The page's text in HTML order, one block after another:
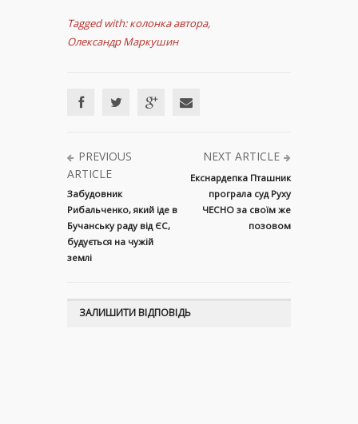
Tagged with: колонка автора,
Олександр Маркушин
PREVIOUS
ARTICLE
Забудовник
Рибальченко, який іде в
Бучанську раду від ЄС,
будується на чужій
землі
NEXT ARTICLE
Екснардепка Пташник
програла суд Руху
ЧЕСНО за своїм же
позовом
ЗАЛИШИТИ ВІДПОВІДЬ